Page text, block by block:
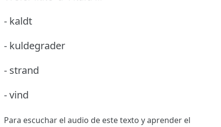
- kaldt
- kuldegrader
- strand
- vind
Para escuchar el audio de este texto y aprender el